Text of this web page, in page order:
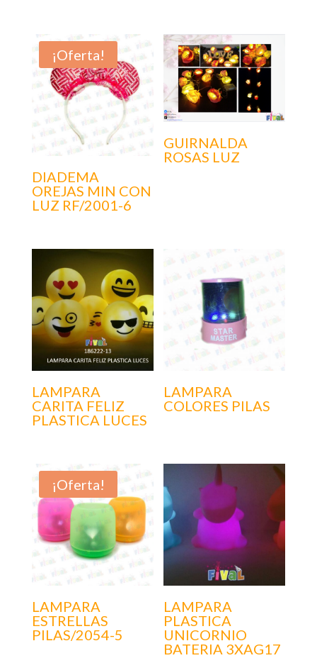
¡Oferta!
DIADEMA
OREJAS MIN CON
LUZ RF/2001-6
GUIRNALDA
ROSAS LUZ
LAMPARA
CARITA FELIZ
PLASTICA LUCES
LAMPARA
COLORES PILAS
¡Oferta!
LAMPARA
ESTRELLAS
PILAS/2054-5
LAMPARA
PLASTICA
UNICORNIO
BATERIA 3XAG17